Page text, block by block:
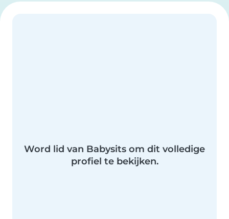
Word lid van Babysits om dit volledige
profiel te bekijken.